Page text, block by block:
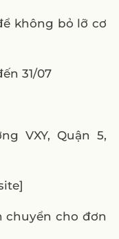
không bỏ lỡ cơ
31/07
VXY, Quận 5,
chuyển cho đơn